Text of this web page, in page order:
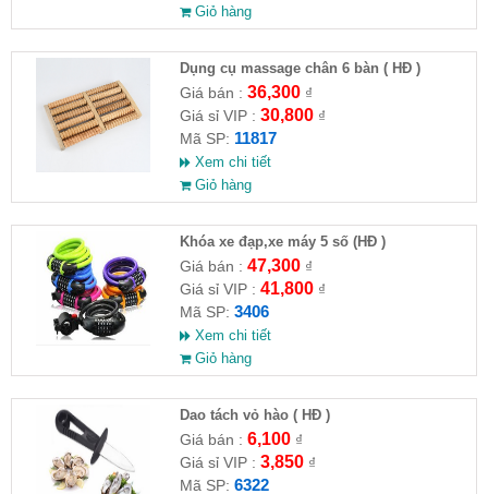
Giỏ hàng
Dụng cụ massage chân 6 bàn ( HĐ )
Giá bán : 36,300₫
Giá sỉ VIP : 30,800₫
Mã SP: 11817
Xem chi tiết
Giỏ hàng
Khóa xe đạp,xe máy 5 số (HĐ )
Giá bán : 47,300₫
Giá sỉ VIP : 41,800₫
Mã SP: 3406
Xem chi tiết
Giỏ hàng
Dao tách vỏ hào ( HĐ )
Giá bán : 6,100₫
Giá sỉ VIP : 3,850₫
Mã SP: 6322